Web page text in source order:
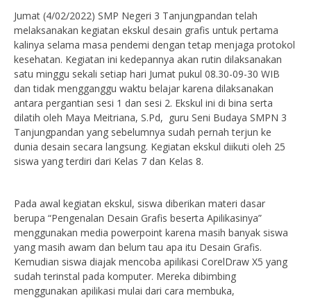
Jumat (4/02/2022) SMP Negeri 3 Tanjungpandan telah
melaksanakan kegiatan ekskul desain grafis untuk pertama
kalinya selama masa pendemi dengan tetap menjaga protokol
kesehatan. Kegiatan ini kedepannya akan rutin dilaksanakan
satu minggu sekali setiap hari Jumat pukul 08.30-09-30 WIB
dan tidak mengganggu waktu belajar karena dilaksanakan
antara pergantian sesi 1 dan sesi 2. Ekskul ini di bina serta
dilatih oleh Maya Meitriana, S.Pd, guru Seni Budaya SMPN 3
Tanjungpandan yang sebelumnya sudah pernah terjun ke
dunia desain secara langsung. Kegiatan ekskul diikuti oleh 25
siswa yang terdiri dari Kelas 7 dan Kelas 8.
Pada awal kegiatan ekskul, siswa diberikan materi dasar
berupa “Pengenalan Desain Grafis beserta Apilikasinya”
menggunakan media powerpoint karena masih banyak siswa
yang masih awam dan belum tau apa itu Desain Grafis.
Kemudian siswa diajak mencoba apilikasi CorelDraw X5 yang
sudah terinstal pada komputer. Mereka dibimbing
menggunakan apilikasi mulai dari cara membuka,